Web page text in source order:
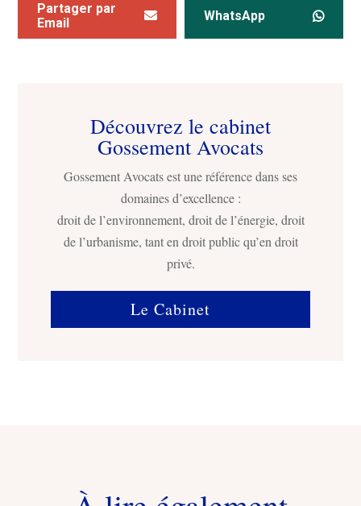
Partager par
Email
WhatsApp
Découvrez le cabinet
Gossement Avocats
Gossement Avocats est une référence dans ses
domaines d’excellence :
droit de l’environnement, droit de l’énergie, droit
de l’urbanisme, tant en droit public qu’en droit
privé.
Le Cabinet